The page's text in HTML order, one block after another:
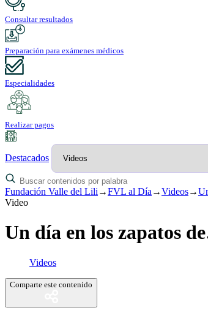
Consultar resultados
Preparación para exámenes médicos
Especialidades
Realizar pagos
Destacados
Fundación Valle del Lili →FVL al Día →Videos→
Video
Un día en los zapatos
Videos
Comparte este contenido